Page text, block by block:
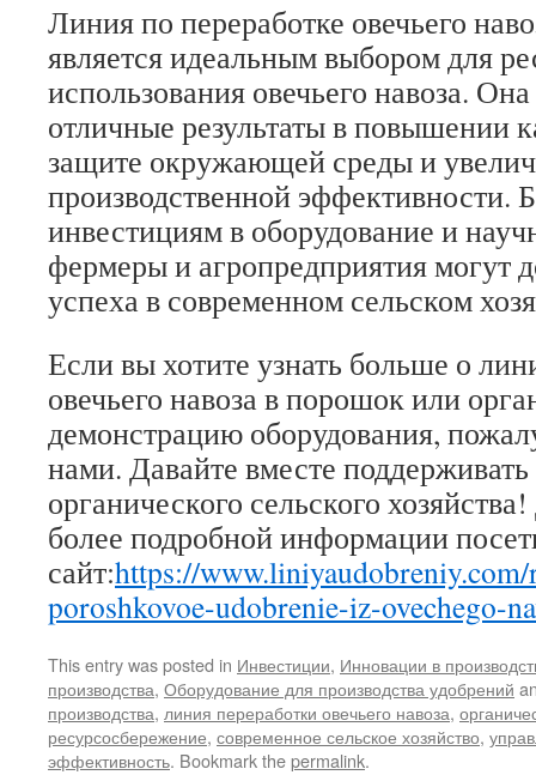
Линия по переработке овечьего
является идеальным выбором для
использования овечьего навоза.
отличные результаты в повышении
защите окружающей среды и
производственной эффективности.
инвестициям в оборудование и
фермеры и агропредприятия могут
успеха в современном сельском
Если вы хотите узнать больше о
овечьего навоза в порошок или
демонстрацию оборудования,
нами. Давайте вместе
органического сельского
более подробной информации
сайт:https://
poroshkovoe-udobrenie-iz-ovechego-
This entry was posted in Инвестиции, Инновации в
производства, Оборудование для производства удобрений
производства, линия переработки овечьего навоза,
ресурсосбережение, современное сельское хозяйство,
эффективность. Bookmark thepermalink.